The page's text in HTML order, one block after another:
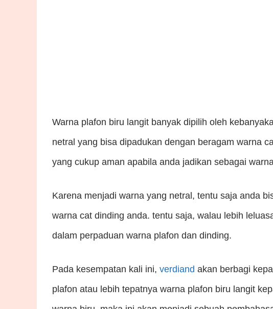
Warna plafon biru langit banyak dipilih oleh
netral yang bisa dipadukan dengan beragam warna
yang cukup aman apabila anda jadikan sebagai
Karena menjadi warna yang netral, tentu saja anda
warna cat dinding anda. tentu saja, walau lebih
dalam perpaduan warna plafon dan dinding.
Pada kesempatan kali ini, verdiand akan berbagi
plafon atau lebih tepatnya warna plafon biru langit